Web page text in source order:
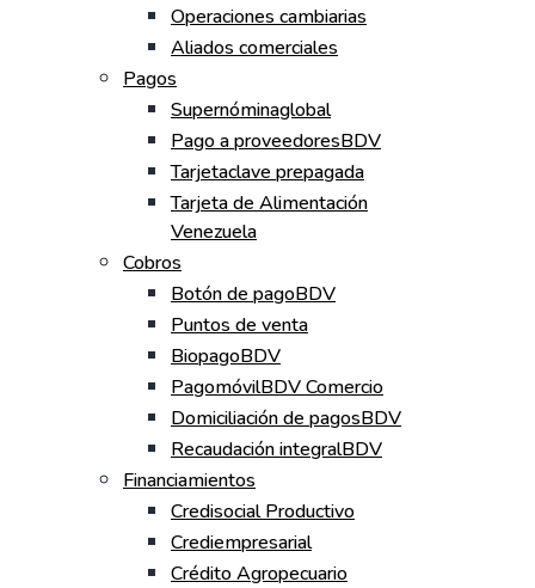
Operaciones cambiarias
Aliados comerciales
Pagos
Supernóminaglobal
Pago a proveedoresBDV
Tarjetaclave prepagada
Tarjeta de Alimentación
Venezuela
Cobros
Botón de pagoBDV
Puntos de venta
BiopagoBDV
PagomóvilBDV Comercio
Domiciliación de pagosBDV
Recaudación integralBDV
Financiamientos
Credisocial Productivo
Crediempresarial
Crédito Agropecuario